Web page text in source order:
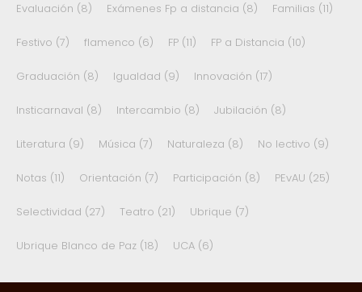
Evaluación (8) Exámenes Fp a distancia (8) Familias (11)
Festivo (7) flamenco (6) FP (11) FP a Distancia (10)
Graduación (8) Igualdad (9) Innovación (17)
Insticarnaval (8) Intercambio (8) Jubilación (8)
Literatura (9) Música (7) Naturaleza (8) No lectivo (9)
Notas (11) Orientación (7) Participación (8) PEvAU (25)
Selectividad (27) Teatro (21) Ubrique (7)
Ubrique Blanco de Paz (18) UCA (6)